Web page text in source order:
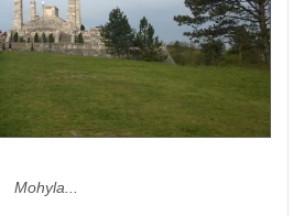
Mohyla...